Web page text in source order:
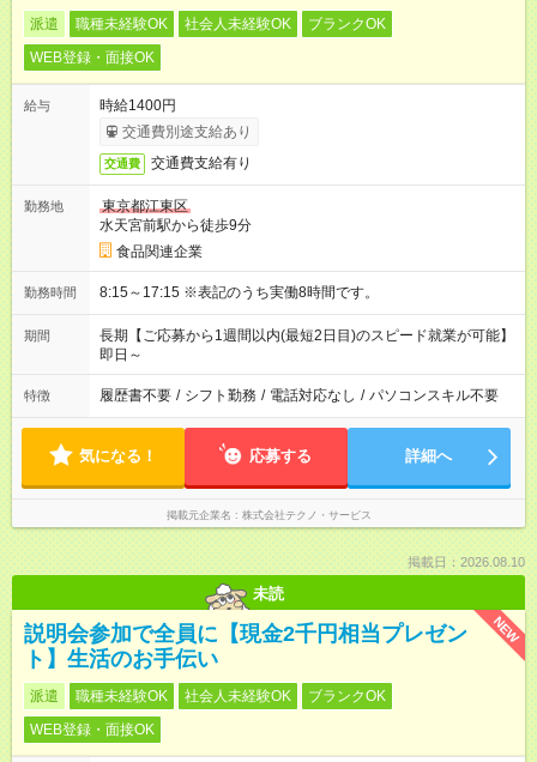
派遣 職種未経験OK 社会人未経験OK
ブランクOK
WEB登録・面接OK
給与
時給1400円
交通費別途支給あり
交通費 交通費支給有り
勤務地
東京都江東区
水天宮前駅から徒歩9分
食品関連企業
勤務時間 8:15～17:15 ※表記のうち実働8時間です。
期間
長期【ご応募から1週間以内(最短2日目)のスピード就業が可能】
即日～
特徴 履歴書不要 / シフト勤務 / 電話対応なし / パソコンスキル不要
気になる！ 応募する 詳細へ
掲載元企業名 株式会社テクノ・サービス
掲載日：2026.08.10
未読
NEW
説明会参加で全員に【現金2千円相当プレゼン
ト】生活のお手伝い
派遣 職種未経験OK 社会人未経験OK
ブランクOK
WEB登録・面接OK